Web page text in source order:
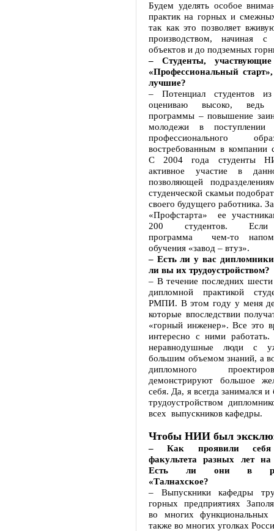
Будем уделять особое
практик на горных и
так как это позволяет
производством, начиная с
объектов и до подземных
– Студенты,
«Профессиональный старт»,
лучшие?
– Потенциал студентов
оцениваю высоко, ведь
программы – повышение
молодежи в поступлении
профессионального
востребованным в компании
С 2004 года студенты
активное участие в
позволяющей
студенческой скамьи
своего будущего работника.
«Профстарта» ее
200 студентов. Если
программа чем-то
обучения «завод – втуз».
– Есть ли у вас
ли вы их трудоустройством?
– В течение последних
дипломной практикой
РМПИ. В этом году у меня
которые впоследствии
«горный инженер». Все это
интересно с ними
неравнодушные люди с
большим объемом знаний, а
дипломного
демонстрируют большое
себя. Да, я всегда занимался и
трудоустройством
всех выпускников кафедры.
Чтобы НИИ был
– Как проявили себя
факультета разных лет на
Есть ли они в
«Талнахское?
– Выпускники кафедры
горных предприятиях
во многих функциональных
также во многих уголках